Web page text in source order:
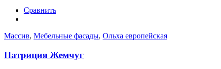
Сравнить
Массив, Мебельные фасады, Ольха европейская
Патриция Жемчуг